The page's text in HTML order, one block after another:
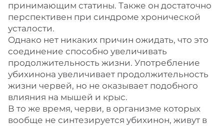
принимающим статины. Также он достаточно
перспективен при синдроме хронической
усталости.
Однако нет никаких причин ожидать, что это
соединение способно увеличивать
продолжительность жизни. Употребление
убихинона увеличивает продолжительность
жизни червей, но не оказывает подобного
влияния на мышей и крыс.
В то же время, черви, в организме которых
вообще не синтезируется убихинон, живут в